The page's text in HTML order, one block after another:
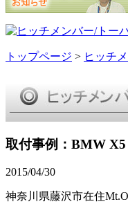
トップページ > ヒッチ
取付事例：BMW
2015/04/30
神奈川県藤沢市在住